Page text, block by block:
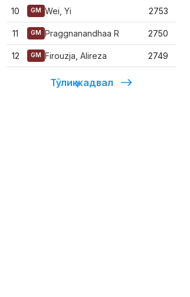
10 GM Wei, Yi 2753
11 GM Praggnanandhaa R 2750
12 GM Firouzja, Alireza 2749
Тўлиқ жадвал